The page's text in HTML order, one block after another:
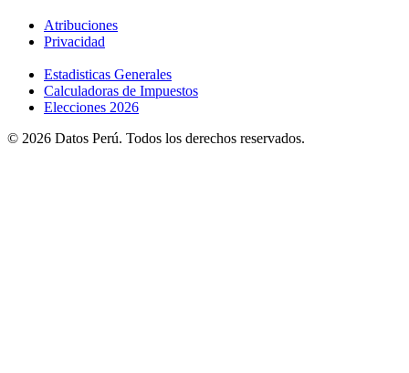
Atribuciones
Privacidad
Estadisticas Generales
Calculadoras de Impuestos
Elecciones 2026
© 2026 Datos Perú. Todos los derechos reservados.